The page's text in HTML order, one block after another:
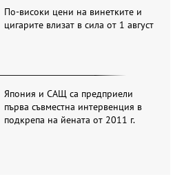
По-високи цени на винетките и
цигарите влизат в сила от 1 август
Япония и САЩ са предприели
първа съвместна интервенция в
подкрепа на йената от 2011 г.